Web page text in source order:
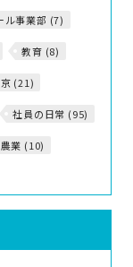
ル事業部 (7)
教育 (8)
(21)
社員の日常 (95)
農業 (10)